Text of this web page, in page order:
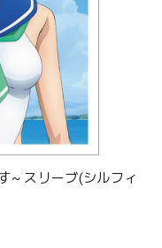
~ スリーブ(シルフィ